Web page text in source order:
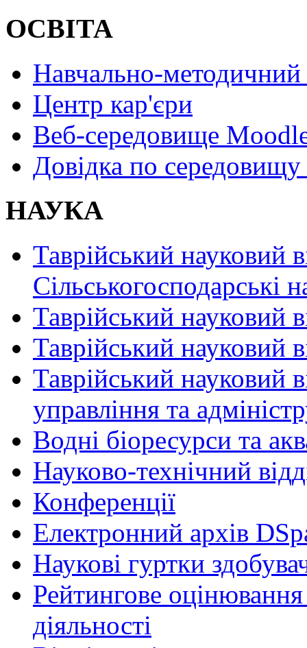
ОСВІТА
Навчально-методичний
Центр кар'єри
Веб-середовище
Довідка по
НАУКА
Таврійський науковий
Сільськогосподарські
Таврійський науковий
Таврійський науковий
Таврійський науковий
управління та
Водні біоресурси та
Науково-технічний
Конференції
Електронний архів
Наукові гуртки
Рейтингове оцінювання
діяльності